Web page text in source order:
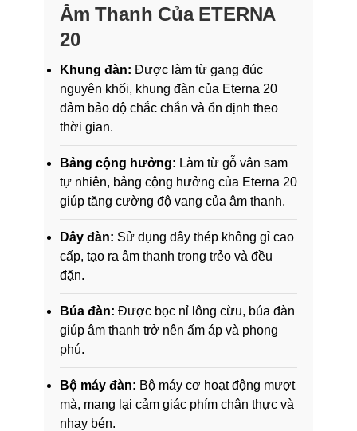
Âm Thanh Của ETERNA
20
Khung đàn: Được làm từ gang đúc
nguyên khối, khung đàn của Eterna 20
đảm bảo độ chắc chắn và ổn định theo
thời gian.
Bảng cộng hưởng: Làm từ gỗ vân sam
tự nhiên, bảng cộng hưởng của Eterna 20
giúp tăng cường độ vang của âm thanh.
Dây đàn: Sử dụng dây thép không gỉ cao
cấp, tạo ra âm thanh trong trẻo và đều
đặn.
Búa đàn: Được bọc nỉ lông cừu, búa đàn
giúp âm thanh trở nên ấm áp và phong
phú.
Bộ máy đàn: Bộ máy cơ hoạt động mượt
mà, mang lại cảm giác phím chân thực và
nhạy bén.